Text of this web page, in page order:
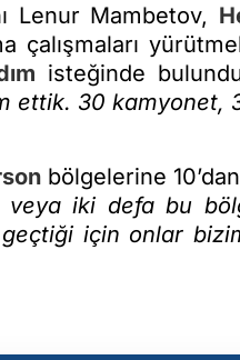
Lenur Mambetov,
çalışmaları
isteğinde
ettik. 30 kamyonet,
bölgelerine
veya iki defa bu
geçtiği için onlar